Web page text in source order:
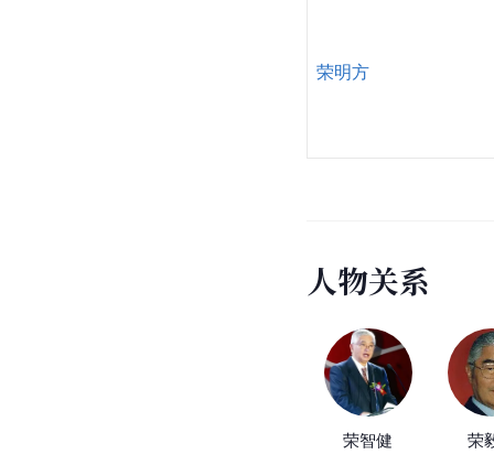
荣明方
人物关系
荣智健 荣